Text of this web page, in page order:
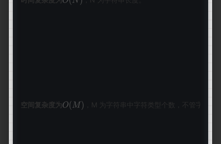
空间复杂度为 ，M 为字符串中字符类型个数，不管字符